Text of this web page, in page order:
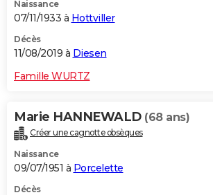
Naissance
07/11/1933 à Hottviller
Décès
11/08/2019 à Diesen
Famille WURTZ
Marie HANNEWALD (68 ans)
Créer une cagnotte obsèques
Naissance
09/07/1951 à Porcelette
Décès